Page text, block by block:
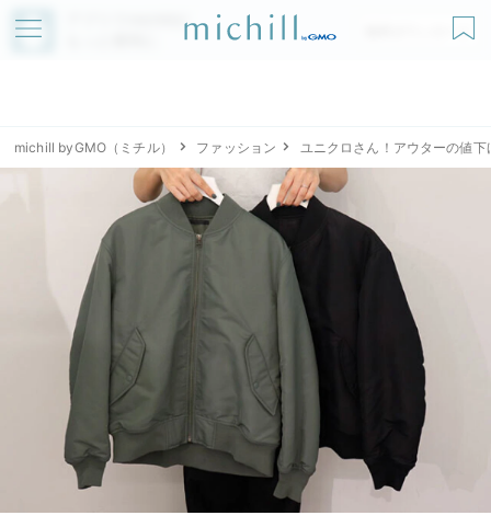
アプリでmichillが
無料ダウンロード
michill byGMO（ミチル） ファッション ユニクロさん！アウターの値